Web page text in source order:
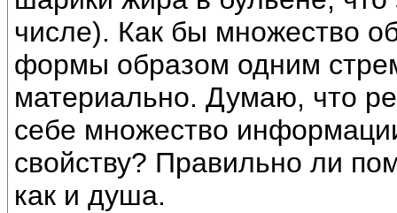
числе). Как бы множество
формы образом одним
материально. Думаю, что
себе множество
свойству? Правильно ли
как и душа.